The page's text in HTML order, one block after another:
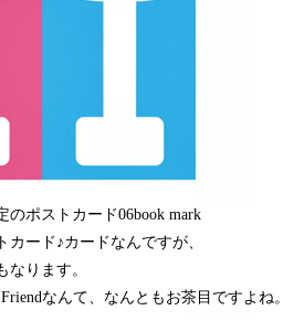
のポストカード06book mark
カード♪カードなんですが、
なります。
なんて、なんともお茶目ですよね。